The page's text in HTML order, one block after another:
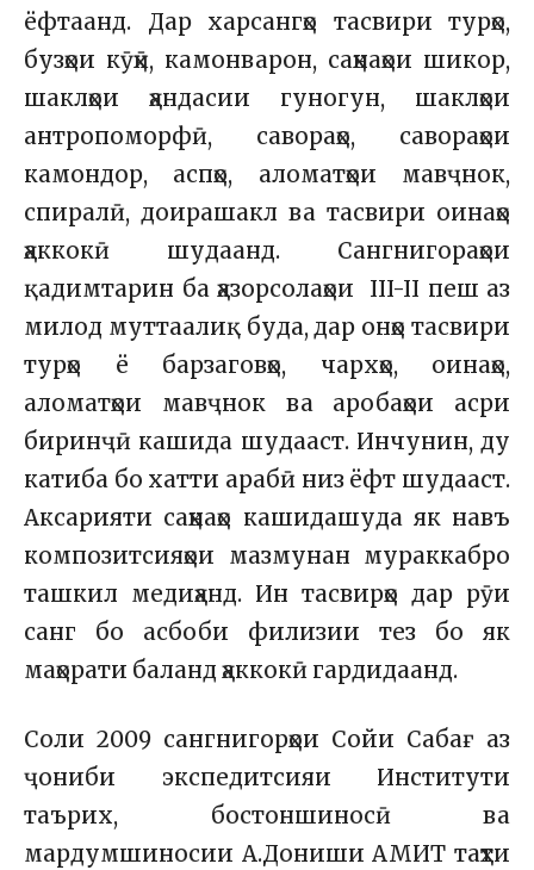
ёфтаанд. Дар харсангҳо тасвири турҳо,
бузҳои кӯҳӣ, камонварон, саҳнаҳои шикор,
шаклҳои ҳандасии гуногун, шаклҳои
антропоморфӣ, савораҳо, савораҳои
камондор, аспҳо, аломатҳои мавҷнок,
спиралӣ, доирашакл ва тасвири оинаҳо
ҳаккокӣ шудаанд. Сангнигораҳои
қадимтарин ба ҳазорсолаҳои III-II пеш аз
милод муттаалиқ буда, дар онҳо тасвири
турҳо ё барзаговҳо, чархҳо, оинаҳо,
аломатҳои мавҷнок ва аробаҳои асри
биринҷӣ кашида шудааст. Инчунин, ду
катиба бо хатти арабӣ низ ёфт шудааст.
Аксарияти саҳнаҳо кашидашуда як навъ
композитсияҳои мазмунан мураккабро
ташкил медиҳанд. Ин тасвирҳо дар рӯи
санг бо асбоби филизии тез бо як
маҳорати баланд ҳаккокӣ гардидаанд.
Соли 2009 сангнигорҳои Сойи Сабағ аз
ҷониби экспедитсияи Институти
таърих, бостоншиносӣ ва
мардумшиносии А.Дониши АМИТ таҳти